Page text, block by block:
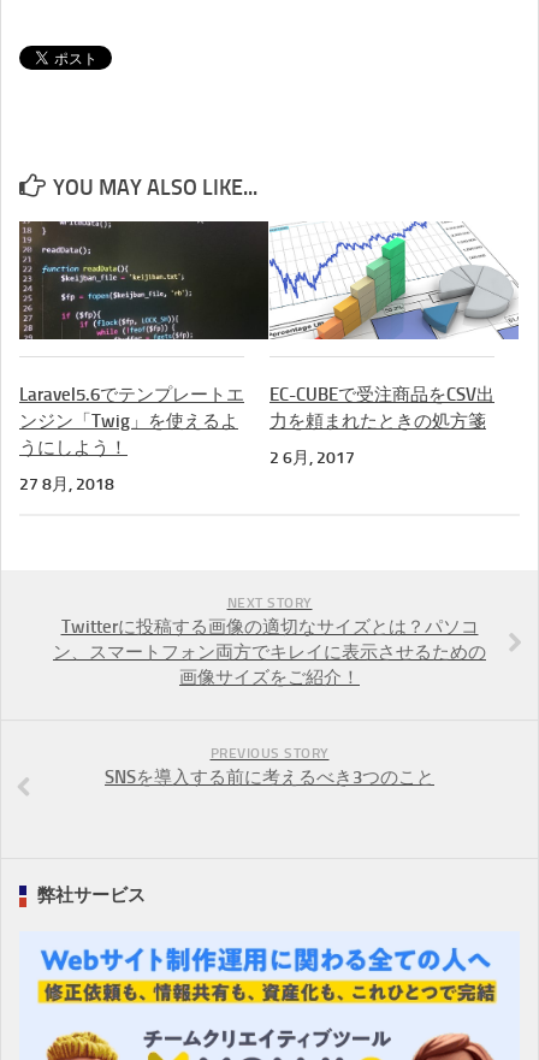
YOU MAY ALSO LIKE...
Laravel5.6でテンプレートエ
ンジン「Twig」を使えるよ
うにしよう！
27 8月, 2018
EC-CUBEで受注商品をCSV出
力を頼まれたときの処方箋
2 6月, 2017
NEXT STORY
Twitterに投稿する画像の適切なサイズとは？パソコ
ン、スマートフォン両方でキレイに表示させるための
画像サイズをご紹介！
PREVIOUS STORY
SNSを導入する前に考えるべき3つのこと
弊社サービス